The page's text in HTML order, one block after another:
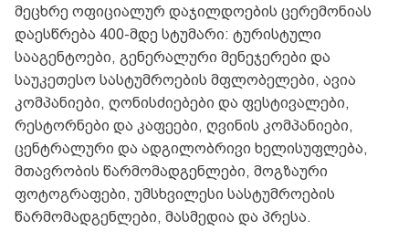
მეცხრე ოფიციალურ დაჯილდოების ცერემონიას
დაესწრება 400-მდე სტუმარი: ტურისტული
სააგენტოები, გენერალური მენეჯერები და
საუკეთესო სასტუმროების მფლობელები, ავია
კომპანიები, ღონისძიებები და ფესტივალები,
რესტორნები და კაფეები, ღვინის კომპანიები,
ცენტრალური და ადგილობრივი ხელისუფლება,
მთავრობის წარმომადგენლები, მოგზაური
ფოტოგრაფები, უმსხვილესი სასტუმროების
წარმომადგენლები, მასმედია და პრესა.